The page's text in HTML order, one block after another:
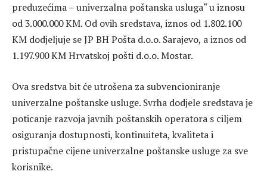
preduzećima – univerzalna poštanska usluga“ u iznosu
od 3.000.000 KM. Od ovih sredstava, iznos od 1.802.100
KM dodjeljuje se JP BH Pošta d.o.o. Sarajevo, a iznos od
1.197.900 KM Hrvatskoj pošti d.o.o. Mostar.
Ova sredstva bit će utrošena za subvencioniranje
univerzalne poštanske usluge. Svrha dodjele sredstava je
poticanje razvoja javnih poštanskih operatora s ciljem
osiguranja dostupnosti, kontinuiteta, kvaliteta i
pristupačne cijene univerzalne poštanske usluge za sve
korisnike.